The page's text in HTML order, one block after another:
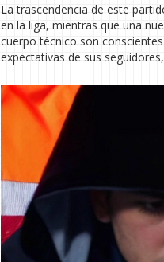
La trascendencia de este
en la liga, mientras que una
cuerpo técnico son
expectativas de sus